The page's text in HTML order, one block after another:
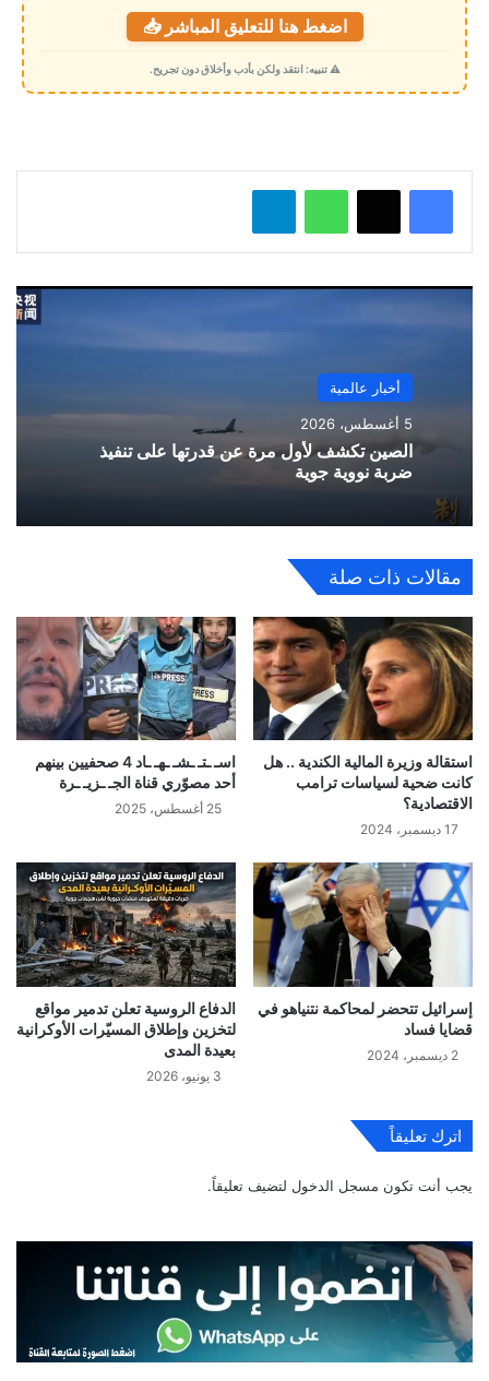
م
ي
اضغط هنا للتعليق المباشر 📥
⚠️ تنبيه: انتقد ولكن بأدب وأخلاق دون تجريح.
واتساب
أخبار عالمية
5 أغسطس، 2026
الصين تكشف لأول مرة عن قدرتها على تنفيذ
ضربة نووية جوية
مقالات ذات صلة
استقالة وزيرة المالية الكندية .. هل
كانت ضحية لسياسات ترامب
الاقتصادية؟
17 ديسمبر، 2024
اسـ ـتـ ـشـ ـهـ ـاد 4 صحفيين بينهم
أحد مصوّري قناة الجـ ـزيـ ـرة
25 أغسطس، 2025
إسرائيل تتحضر لمحاكمة نتنياهو في
قضايا فساد
2 ديسمبر، 2024
الدفاع الروسية تعلن تدمير مواقع
لتخزين وإطلاق المسيّرات الأوكرانية
بعيدة المدى
3 يونيو، 2026
اترك تعليقاً
يجب أنت تكون مسجل الدخول لتضيف تعليقاً.